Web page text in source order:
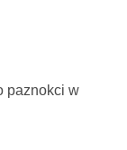
paznokci w